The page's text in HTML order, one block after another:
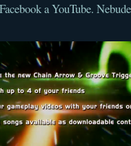
a YouTube.